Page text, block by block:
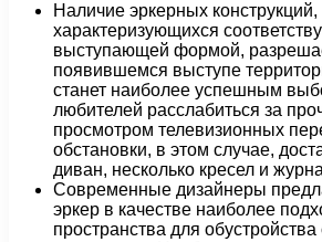
Наличие эркерных конструкций,
характеризующихся
выступающей формой,
появившемся выступе
станет наиболее успешным
любителей расслабиться за
просмотром телевизионных
обстановки, в этом случае,
диван, несколько кресел и
Современные дизайнеры
эркер в качестве наиболее
пространства для обустройства